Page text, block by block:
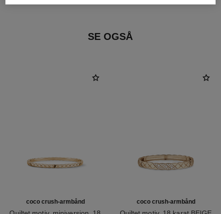
SE OGSÅ
coco crush-armbånd coco crush-armbånd